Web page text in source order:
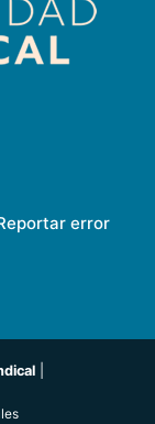
error
|